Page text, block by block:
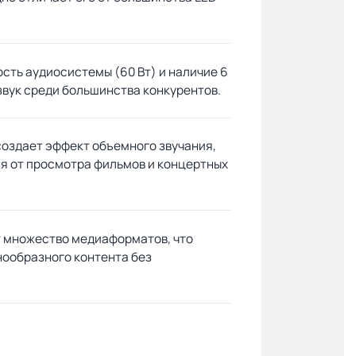
аудиосистемы (60 Вт) и наличие 6
среди большинства конкурентов.
эффект объемного звучания,
от просмотра фильмов и концертных
медиаформатов, что
контента без